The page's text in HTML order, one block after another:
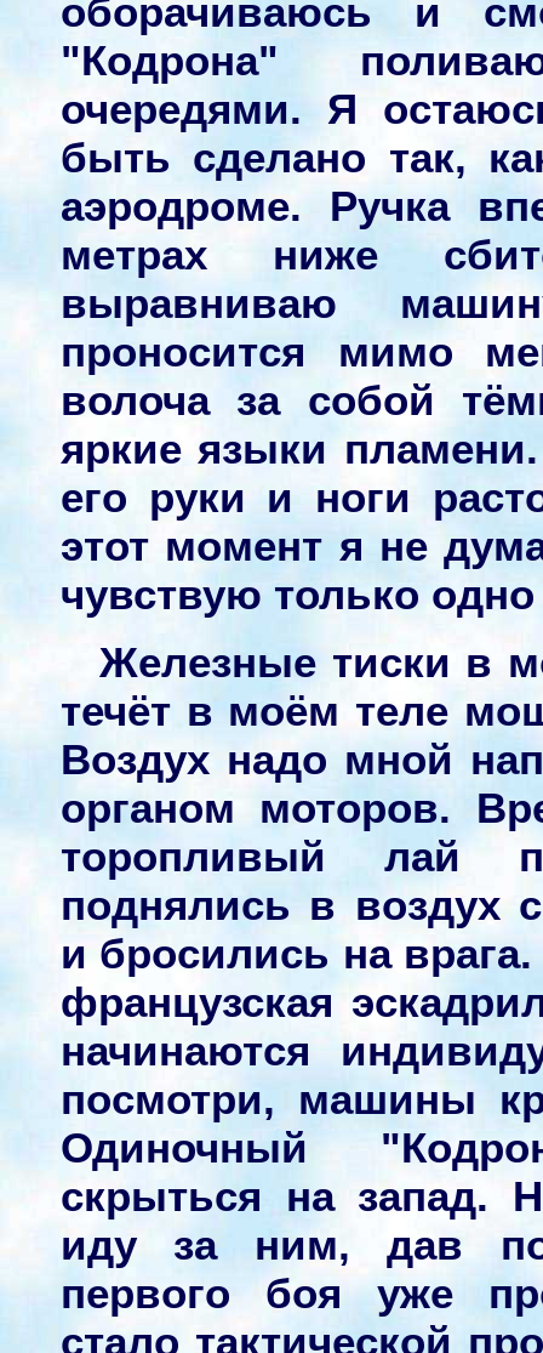
оборачиваюсь и
"Кодрона"
очередями. Я
быть сделано так,
аэродроме. Ручка
метрах ниже
выравниваю
проносится мимо
волоча за собой
яркие языки
его руки и ноги
этот момент я не
чувствую только
Железные тиски в
течёт в моём теле
Воздух надо мной
органом моторов.
торопливый лай
поднялись в воздух
и бросились на
французская
начинаются
посмотри, машины
Одиночный
скрыться на запад.
иду за ним, дав
первого боя уже
стало тактической